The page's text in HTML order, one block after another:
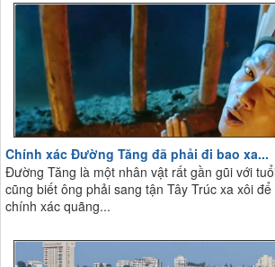
Chính xác Đường Tăng đã phải đi bao xa...
Đường Tăng là một nhân vật rất gần gũi với
cũng biết ông phải sang tận Tây Trúc xa xôi
chính xác quãng...